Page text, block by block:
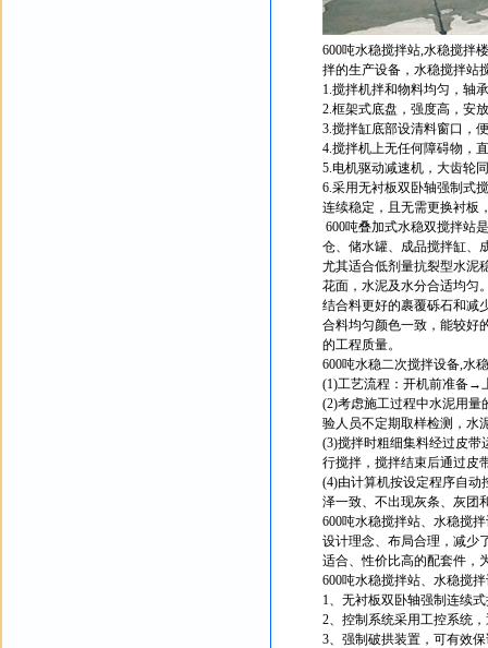
600吨水稳搅拌站,水稳搅拌
拌的生产设备，水稳搅拌站
1.搅拌机拌和物料均匀，轴
2.框架式底盘，强度高，安
3.搅拌缸底部设清料窗口，
4.搅拌机上无任何障碍物，
5.电机驱动减速机，大齿轮
6.采用无衬板双卧轴强制式
连续稳定，且无需更换衬板
600吨叠加式水稳双搅拌站
仓、储水罐、成品搅拌缸、
尤其适合低剂量抗裂型水泥
花面，水泥及水分合适均匀
结合料更好的裹覆砾石和减
合料均匀颜色一致，能较好
的工程质量。
600吨水稳二次搅拌设备,水
(1)工艺流程：开机前准备
(2)考虑施工过程中水泥用量
验人员不定期取样检测，水
(3)搅拌时粗细集料经过皮带
行搅拌，搅拌结束后通过皮
(4)由计算机按设定程序自动
泽一致、不出现灰条、灰团
600吨水稳搅拌站、水稳搅
设计理念、布局合理，减少
适合、性价比高的配套件，
600吨水稳搅拌站、水稳搅
1、无衬板双卧轴强制连续
2、控制系统采用工控系统
3、强制破拱装置，可有效